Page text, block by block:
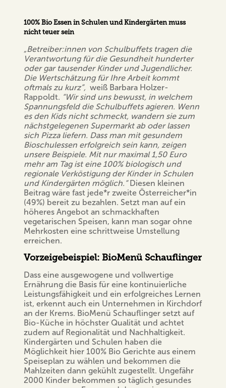
100% Bio Essen in Schulen und Kindergärten muss
nicht teuer sein
„Betreiber:innen von Schulbuffets tragen die
Verantwortung für die Gesundheit hunderter
oder gar tausender Kinder und Jugendlicher.
Die Wertschätzung für Ihre Arbeit kommt
oftmals zu kurz”, weiß Barbara Holzer-
Rappoldt. “Wir sind uns bewusst, in welchem
Spannungsfeld die Schulbuffets agieren. Wenn
es den Kids nicht schmeckt, wandern sie zum
nächstgelegenen Supermarkt ab oder lassen
sich Pizza liefern. Dass man mit gesundem
Bioschulessen erfolgreich sein kann, zeigen
unsere Beispiele. Mit nur maximal 1,50 Euro
mehr am Tag ist eine 100% biologisch und
regionale Verköstigung der Kinder in Schulen
und Kindergärten möglich.“Diesen kleinen
Beitrag wäre fast jede*r zweite Österreicher*in
(49%) bereit zu bezahlen. Setzt man auf ein
höheres Angebot an schmackhaften
vegetarischen Speisen, kann man sogar ohne
Mehrkosten eine schrittweise Umstellung
erreichen.
Vorzeigebeispiel: BioMenü Schauflinger
Dass eine ausgewogene und vollwertige
Ernährung die Basis für eine kontinuierliche
Leistungsfähigkeit und ein erfolgreiches Lernen
ist, erkennt auch ein Unternehmen in Kirchdorf
an der Krems. BioMenü Schauflinger setzt auf
Bio-Küche in höchster Qualität und achtet
zudem auf Regionalität und Nachhaltigkeit.
Kindergärten und Schulen haben die
Möglichkeit hier 100% Bio Gerichte aus einem
Speiseplan zu wählen und bekommen die
Mahlzeiten dann gekühlt zugestellt. Ungefähr
2000 Kinder bekommen so täglich gesundes